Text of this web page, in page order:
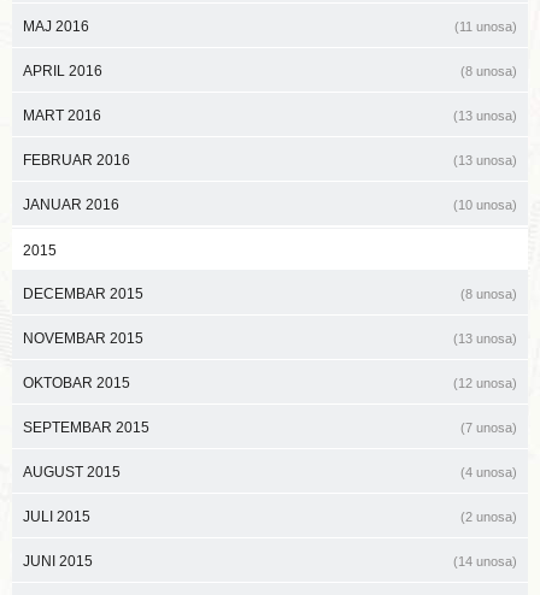
MAJ 2016 (11 unosa)
APRIL 2016 (8 unosa)
MART 2016 (13 unosa)
FEBRUAR 2016 (13 unosa)
JANUAR 2016 (10 unosa)
2015
DECEMBAR 2015 (8 unosa)
NOVEMBAR 2015 (13 unosa)
OKTOBAR 2015 (12 unosa)
SEPTEMBAR 2015 (7 unosa)
AUGUST 2015 (4 unosa)
JULI 2015 (2 unosa)
JUNI 2015 (14 unosa)